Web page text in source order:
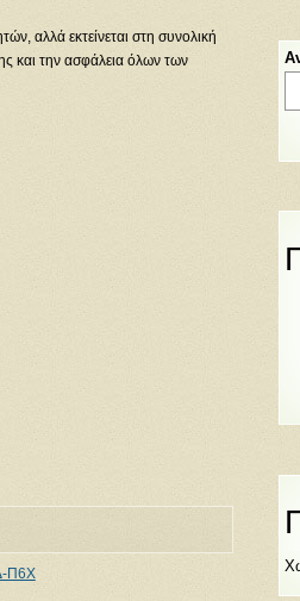
αλλά εκτείνεται στη συνολική
και την ασφάλεια όλων των
Π6Χ